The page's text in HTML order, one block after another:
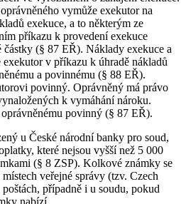
vymůže exekutor na
exekuce, a to některým ze
příkazu k provedení exekuce
(§ 87 EŘ). Náklady exekuce a
v příkazu k úhradě nákladů
a povinnému (§ 88 EŘ).
povinný. Oprávněný má právo
k vymáhání nároku.
povinný (§ 87 EŘ).
u České národní banky pro soud,
které nejsou vyšší než 5 000
(§ 8 ZSP). Kolkové známky se
veřejné správy (tzv. Czech
případně i u soudu, pokud
nabízí.